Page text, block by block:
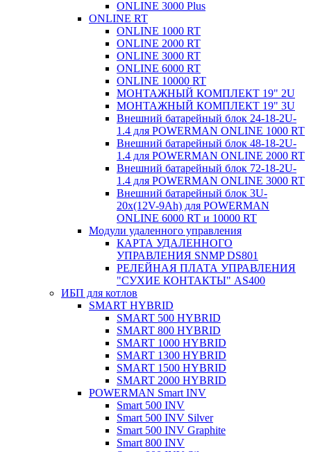
ONLINE 3000 Plus
ONLINE RT
ONLINE 1000 RT
ONLINE 2000 RT
ONLINE 3000 RT
ONLINE 6000 RT
ONLINE 10000 RT
МОНТАЖНЫЙ КОМПЛЕКТ 19" 2U
МОНТАЖНЫЙ КОМПЛЕКТ 19" 3U
Внешний батарейный блок 24-18-2U-
1.4 для POWERMAN ONLINE 1000 RT
Внешний батарейный блок 48-18-2U-
1.4 для POWERMAN ONLINE 2000 RT
Внешний батарейный блок 72-18-2U-
1.4 для POWERMAN ONLINE 3000 RT
Внешний батарейный блок 3U-
20x(12V-9Ah) для POWERMAN
ONLINE 6000 RT и 10000 RT
Модули удаленного управления
КАРТА УДАЛЕННОГО
УПРАВЛЕНИЯ SNMP DS801
РЕЛЕЙНАЯ ПЛАТА УПРАВЛЕНИЯ
"СУХИЕ КОНТАКТЫ" AS400
ИБП для котлов
SMART HYBRID
SMART 500 HYBRID
SMART 800 HYBRID
SMART 1000 HYBRID
SMART 1300 HYBRID
SMART 1500 HYBRID
SMART 2000 HYBRID
POWERMAN Smart INV
Smart 500 INV
Smart 500 INV Silver
Smart 500 INV Graphite
Smart 800 INV